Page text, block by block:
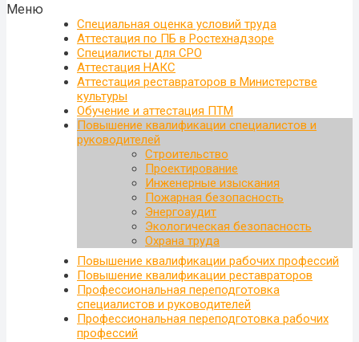
Меню
Специальная оценка условий труда
Аттестация по ПБ в Ростехнадзоре
Специалисты для СРО
Аттестация НАКС
Аттестация реставраторов в Министерстве
культуры
Обучение и аттестация ПТМ
Повышение квалификации специалистов и
руководителей
Строительство
Проектирование
Инженерные изыскания
Пожарная безопасность
Энергоаудит
Экологическая безопасность
Охрана труда
Повышение квалификации рабочих профессий
Повышение квалификации реставраторов
Профессиональная переподготовка
специалистов и руководителей
Профессиональная переподготовка рабочих
профессий